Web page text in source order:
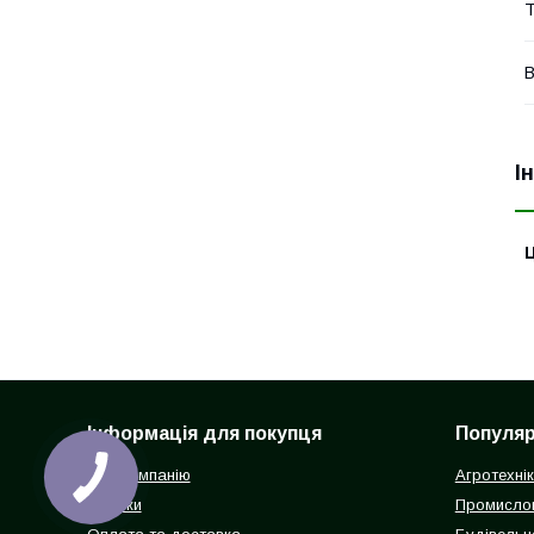
Інформація для покупця
Про компанію
Відгуки